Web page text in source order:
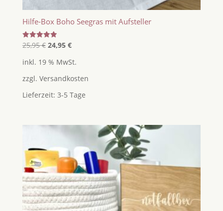
Hilfe-Box Boho Seegras mit Aufsteller
Bewertet
mit
von 5
25,95€ Ursprünglicher
war:
25,95 €
24,95 €Aktueller
ist:
24,95 €.
inkl. 19 % MwSt.
zzgl. Versandkosten
Lieferzeit: 3-5 Tage